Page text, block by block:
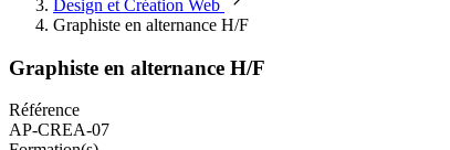
Design et Création Web
Graphiste en alternance H/F
Graphiste en alternance H/F
Référence
AP-CREA-07